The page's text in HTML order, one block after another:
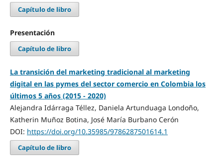
Capítulo de libro
Presentación
Capítulo de libro
La transición del marketing tradicional al marketing
digital en las pymes del sector comercio en Colombia los
últimos 5 años (2015 - 2020)
Alejandra Idárraga Téllez, Daniela Artunduaga Londoño,
Katherin Muñoz Botina, José María Burbano Cerón
DOI: https://doi.org/10.35985/9786287501614.1
Capítulo de libro